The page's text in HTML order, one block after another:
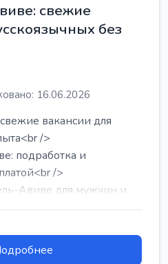
свежие
без
16.06.2026
вакансии для
/>
подработка и
/>
Авиве для мужчин и